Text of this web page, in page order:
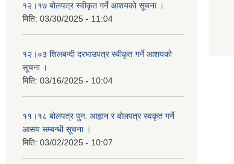
१२।१७ बोलपत्र स्वीकृत गर्ने आशयको सूचना ।
मिति: 03/30/2025 - 11:04
१२।०३ शिलबन्दी दरभाउपत्र स्वीकृत गर्ने आशयको
सूचना ।
मिति: 03/16/2025 - 10:04
११।१८ बोलपत्र पुन: आह्वान र बोलपत्र स्वकृत गर्ने
आसय सम्बन्धी सूचना ।
मिति: 03/02/2025 - 10:07